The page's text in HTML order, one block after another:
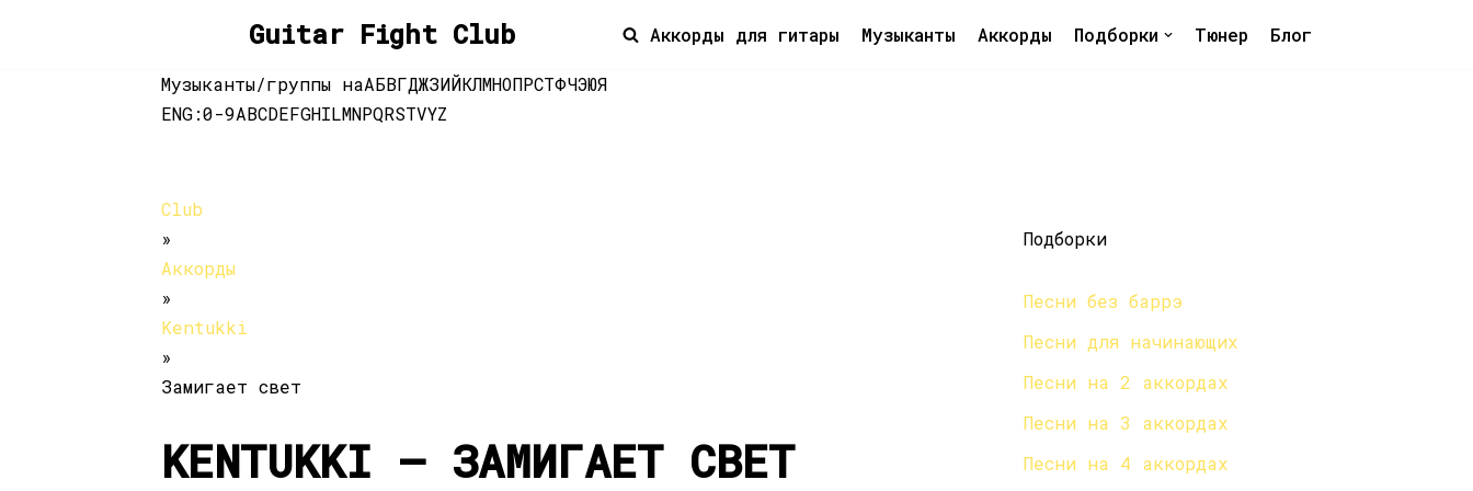
Guitar Fight Club Аккорды для гитары Музыканты Аккорды Подборки Тюнер Блог
Музыканты/группы наАБВГДЖЗИЙКЛМНОПРСТФЧЭЮЯ
ENG:0-9ABCDEFGHILMNPQRSTVYZ
Club
»
Аккорды
»
Kentukki
»
Замигает свет
KENTUKKI — ЗАМИГАЕТ СВЕТ
Подборки
Песни без баррэ
Песни для начинающих
Песни на 2 аккордах
Песни на 3 аккордах
Песни на 4 аккордах